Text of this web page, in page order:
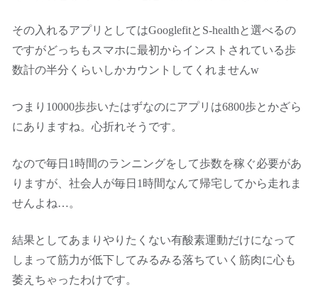
その入れるアプリとしてはGooglefitとS-healthと選べるの
ですがどっちもスマホに最初からインストされている歩
数計の半分くらいしかカウントしてくれませんw
つまり10000歩歩いたはずなのにアプリは6800歩とかざら
にありますね。心折れそうです。
なので毎日1時間のランニングをして歩数を稼ぐ必要があ
りますが、社会人が毎日1時間なんて帰宅してから走れま
せんよね…。
結果としてあまりやりたくない有酸素運動だけになって
しまって筋力が低下してみるみる落ちていく筋肉に心も
萎えちゃったわけです。